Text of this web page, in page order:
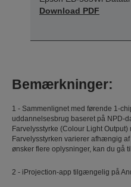
Download PDF
Bemærkninger:
1 - Sammenlignet med førende 1-
uddannelsesbrug baseret på NPD-
Farvelysstyrke (Colour Light Output)
Farvelysstyrken varierer afhængig
ønsker flere oplysninger, kan du gå
2 - iProjection-app tilgængelig på